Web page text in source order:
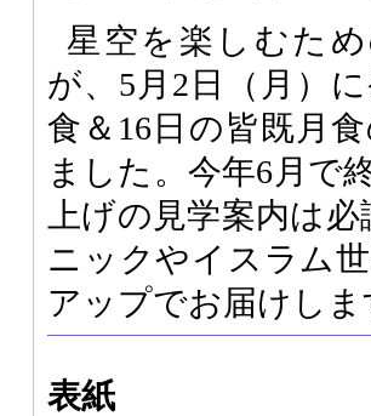
星空を楽しむた
が、5月2日（月）
食＆16日の皆既月
ました。今年6月で
上げの見学案内は
ニックやイスラム
アップでお届けしま
表紙